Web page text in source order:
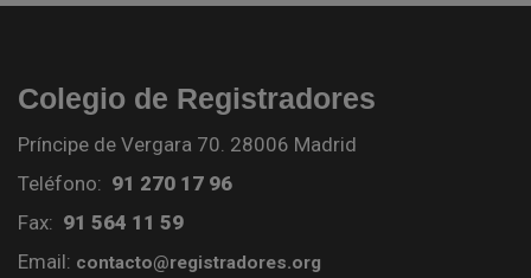
Colegio de Registradores
Príncipe de Vergara 70. 28006 Madrid
Teléfono: 91 270 17 96
Fax: 91 564 11 59
Email: contacto@registradores.org